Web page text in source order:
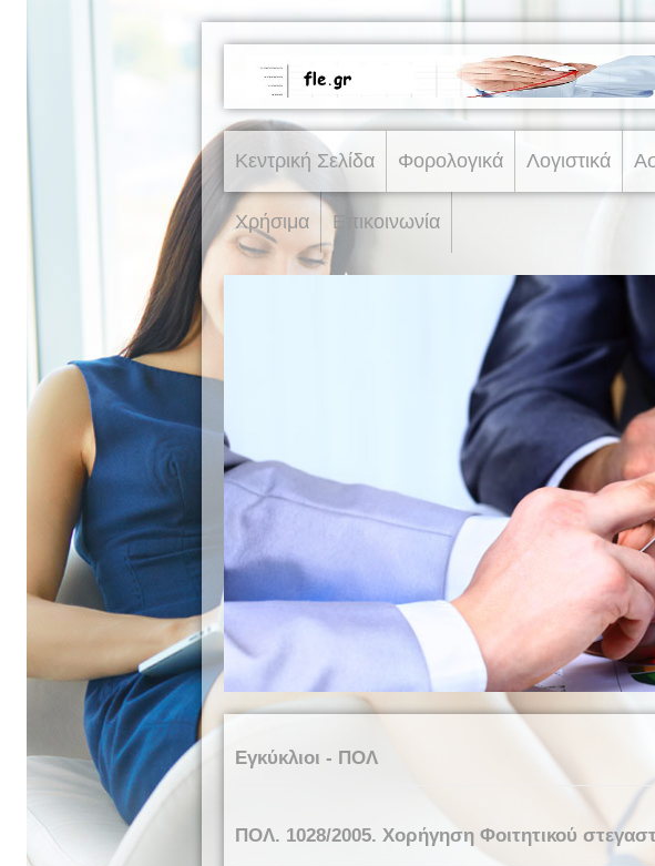
Κεντρική Σελίδα Φορολογικά Λογιστικά
Χρήσιμα Επικοινωνία
Εγκύκλιοι - ΠΟΛ
ΠΟΛ. 1028/2005. Χορήγηση Φοιτητικού